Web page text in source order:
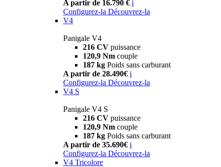
A partir de 16.790 € i
Configurez-la Découvrez-la
V4
Panigale V4
216 CV puissance
120,9 Nm couple
187 kg Poids sans carburant
A partir de 28.490€ i
Configurez-la Découvrez-la
V4 S
Panigale V4 S
216 CV puissance
120,9 Nm couple
187 kg Poids sans carburant
A partir de 35.690€ i
Configurez-la Découvrez-la
V4 Tricolore